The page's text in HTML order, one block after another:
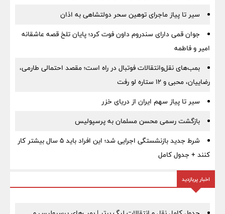
سیر تا پیاز ماجرای توهین سحر دولتشاهی به اذان
جوان قمی دارای سندروم داون فوت کرد؛ پایان تلخ قصه عاشقانه
امیر و فاطمه
بمب‌های نقل‌وانتقالات فوتبال در راه است؛ مقصد احتمالی طارمی،
رضاییان، محبی و ۱۲ ستاره لو رفت
سیر تا پیاز سهم ایران از دریای خزر
بازگشت رسمی محسن مسلمان به پرسپولیس
شرط جدید بازنشستگی اجرایی شد؛ این افراد باید ۵ سال بیشتر کار
کنند + جدول کامل
اخبار پربازدید